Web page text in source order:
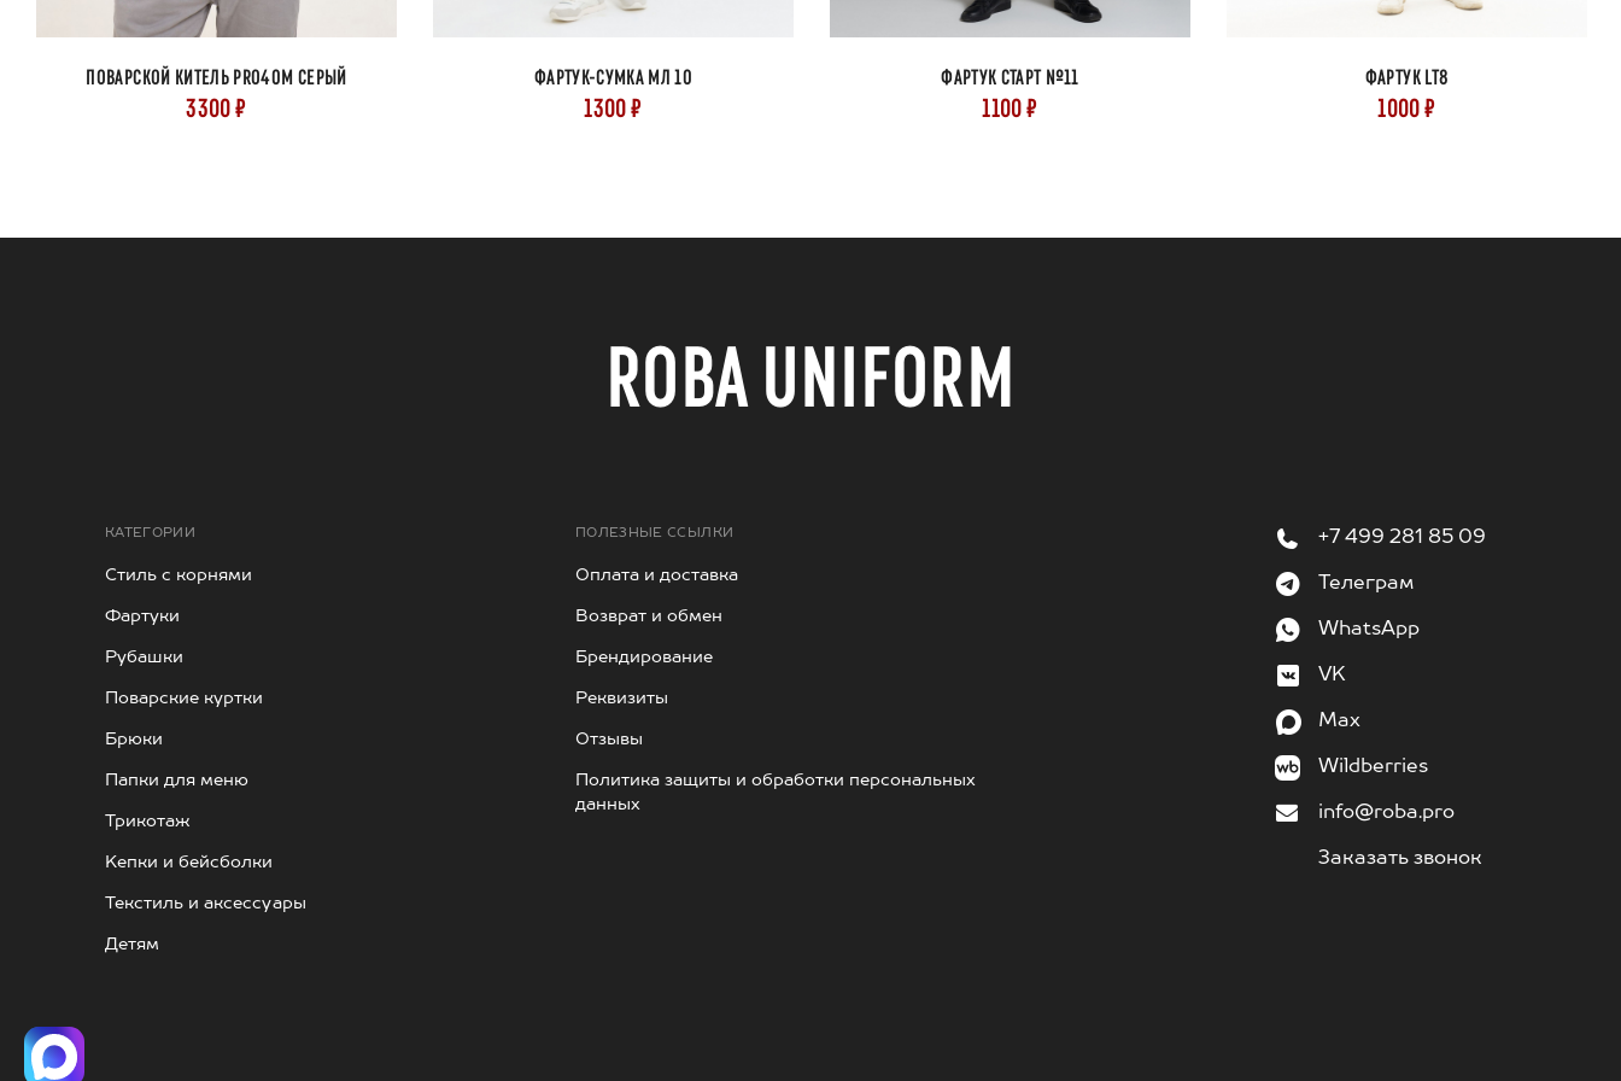
ПОВАРСКОЙ КИТЕЛЬ PRO40M СЕРЫЙ
3300 ₽
ФАРТУК-СУМКА МЛ 10
1300 ₽
ФАРТУК СТАРТ №11
1100 ₽
ФАРТУК LT8
1000 ₽
ROBA UNIFORM
КАТЕГОРИИ
Стиль с корнями
Фартуки
Рубашки
Поварские куртки
Брюки
Папки для меню
Трикотаж
Kепки и бейсболки
Текстиль и аксессуары
Детям
ПОЛЕЗНЫЕ ССЫЛКИ
Оплата и доставка
Возврат и обмен
Брендирование
Реквизиты
Отзывы
Политика защиты и обработки персональных
данных
+7 499 281 85 09
Телеграм
WhatsApp
VK
Max
Wildberries
info@roba.pro
Заказать звонок